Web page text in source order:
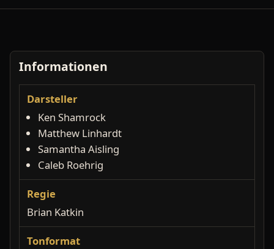
Informationen
Darsteller
Ken Shamrock
Matthew Linhardt
Samantha Aisling
Caleb Roehrig
Regie
Brian Katkin
Tonformat